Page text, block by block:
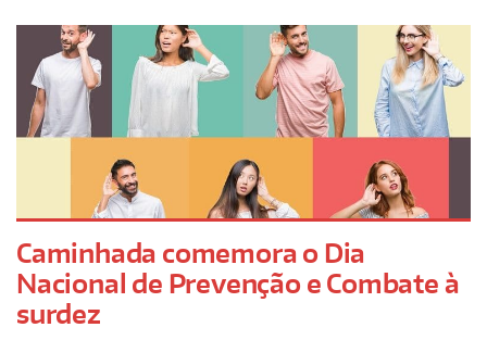
Caminhada comemora o Dia
Nacional de Prevenção e Combate à
surdez